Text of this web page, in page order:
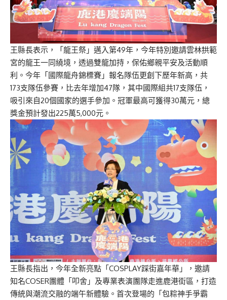
王縣長表示，「龍王祭」邁入第49年，今年特別邀請雲林拱範
宮的龍王一同繞境，透過雙龍加持，保佑鄉親平安及活動順
利。今年「國際龍舟錦標賽」報名隊伍更創下歷年新高，共
173支隊伍參賽，比去年增加47隊，其中國際組共17支隊伍，
吸引來自20個國家的選手參加。冠軍最高可獲得30萬元，總
獎金預計發出225萬5,000元。
王縣長指出，今年全新亮點「COSPLAY踩街嘉年華」，邀請
知名COSER團體「叩舍」及專業表演團隊走進鹿港街區，打造
傳統與潮流交融的端午新體驗。首次登場的「包粽神手爭霸